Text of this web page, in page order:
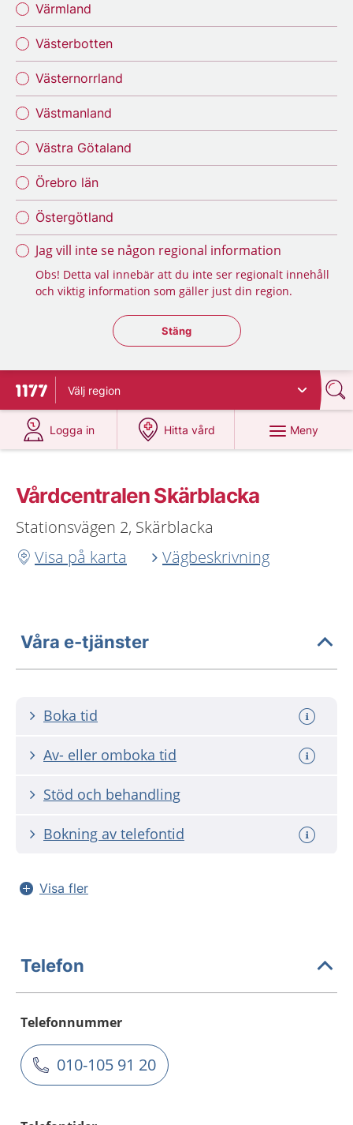
Värmland
Västerbotten
Västernorrland
Västmanland
Västra Götaland
Örebro län
Östergötland
Jag vill inte se någon regional information
Obs! Detta val innebär att du inte ser regionalt innehåll
och viktig information som gäller just din region.
Stäng regionsväljaren
Stäng
Till startsidan för 1177
Välj region
Logga in
på 1177.se
Hitta vård
på 1177.se
Meny
Vårdcentralen Skärblacka
Stationsvägen 2, Skärblacka
Visa på karta
Vägbeskrivning
Våra e-tjänster
Boka tid
Av- eller omboka tid
Stöd och behandling
Bokning av telefontid
Visa fler
Telefon
Telefonnummer
010-105 91 20